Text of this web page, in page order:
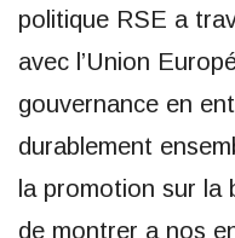
politique RSE a
avec l’Union
gouvernance en
durablement
la promotion sur la
de montrer a nos